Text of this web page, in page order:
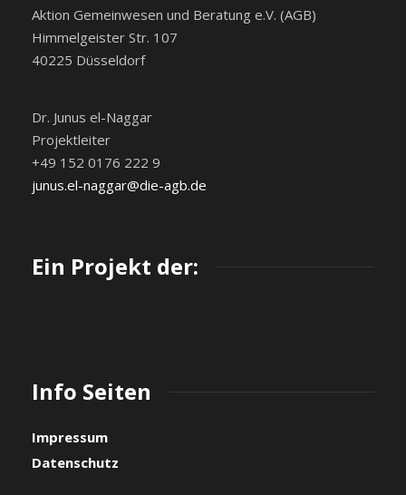
Aktion Gemeinwesen und Beratung e.V. (AGB)
Himmelgeister Str. 107
40225 Düsseldorf
Dr. Junus el-Naggar
Projektleiter
+49 152 0176 222 9
junus.el-naggar@die-agb.de
Ein Projekt der:
Info Seiten
Impressum
Datenschutz